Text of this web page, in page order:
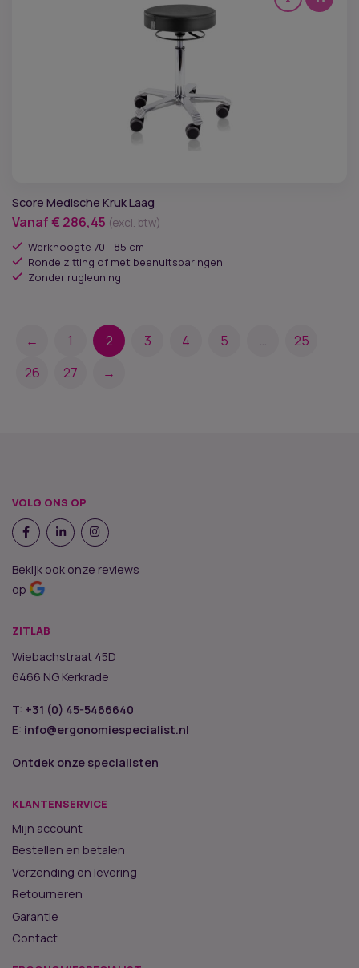
Score Medische Kruk Laag
Vanaf€ 286,45 (excl. btw)
Werkhoogte 70 - 85 cm
Ronde zitting of met beenuitsparingen
Zonder rugleuning
← 1 2 3 4 5 …
25
26
27 →
VOLG ONS OP
Bekijk ook onze reviews
op
ZITLAB
Wiebachstraat 45D
6466 NG Kerkrade
T: +31 (0) 45-5466640
E: info@ergonomiespecialist.nl
Ontdek onze specialisten
KLANTENSERVICE
Mijn account
Bestellen en betalen
Verzending en levering
Retourneren
Garantie
Contact